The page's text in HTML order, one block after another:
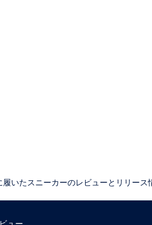
履いたスニーカーのレビューとリリース